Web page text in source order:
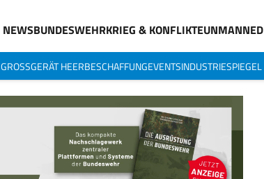
NEWSBUNDESWEHRKRIEG & KONFLIKTEUNMANNED
GROSSGERÄT HEERBESCHAFFUNGEVENTSINDUSTRIESPIEGEL